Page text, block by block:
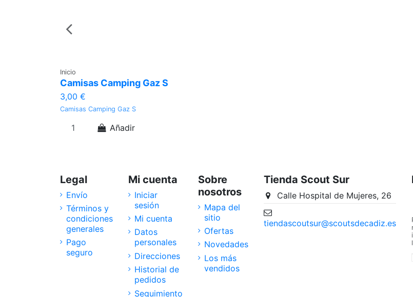
Inicio
Camisas Camping Gaz S
3,00 €
Camisas Camping Gaz S
Añadir
Legal
Envío
Términos y
condiciones
generales
Pago
seguro
Mi cuenta
Iniciar
sesión
Mi cuenta
Datos
personales
Direcciones
Historial de
pedidos
Seguimiento
Sobre
nosotros
Mapa del
sitio
Ofertas
Novedades
Los más
vendidos
Tienda Scout Sur
Calle Hospital de Mujeres, 26
tiendascoutsur@scoutsdecadiz.es